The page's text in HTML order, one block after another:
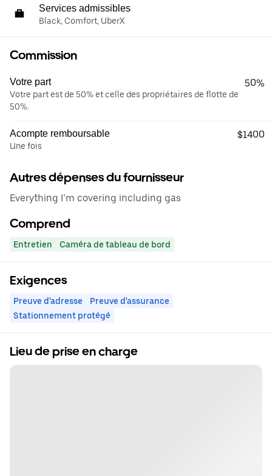
Services admissibles
Black, Comfort, UberX
Commission
Votre part
Votre part est de 50% et celle des propriétaires de flotte de
50%.
50%
Acompte remboursable
Une fois
$1400
Autres dépenses du fournisseur
Everything I’m covering including gas
Comprend
Entretien Caméra de tableau de bord
Exigences
Preuve d'adresse
Preuve d'assurance
Stationnement protégé
Lieu de prise en charge